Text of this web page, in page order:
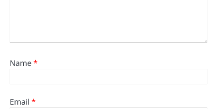
Name*
Email *